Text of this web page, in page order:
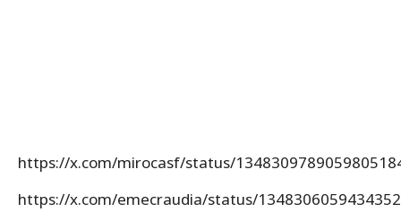
https://x.com/mirocasf/status/
https://x.com/emecraudia/status/